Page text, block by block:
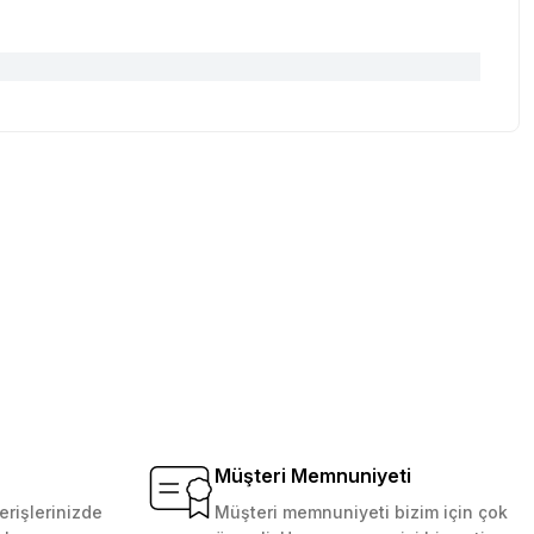
Müşteri Memnuniyeti
Müşteri memnuniyeti bizim için çok